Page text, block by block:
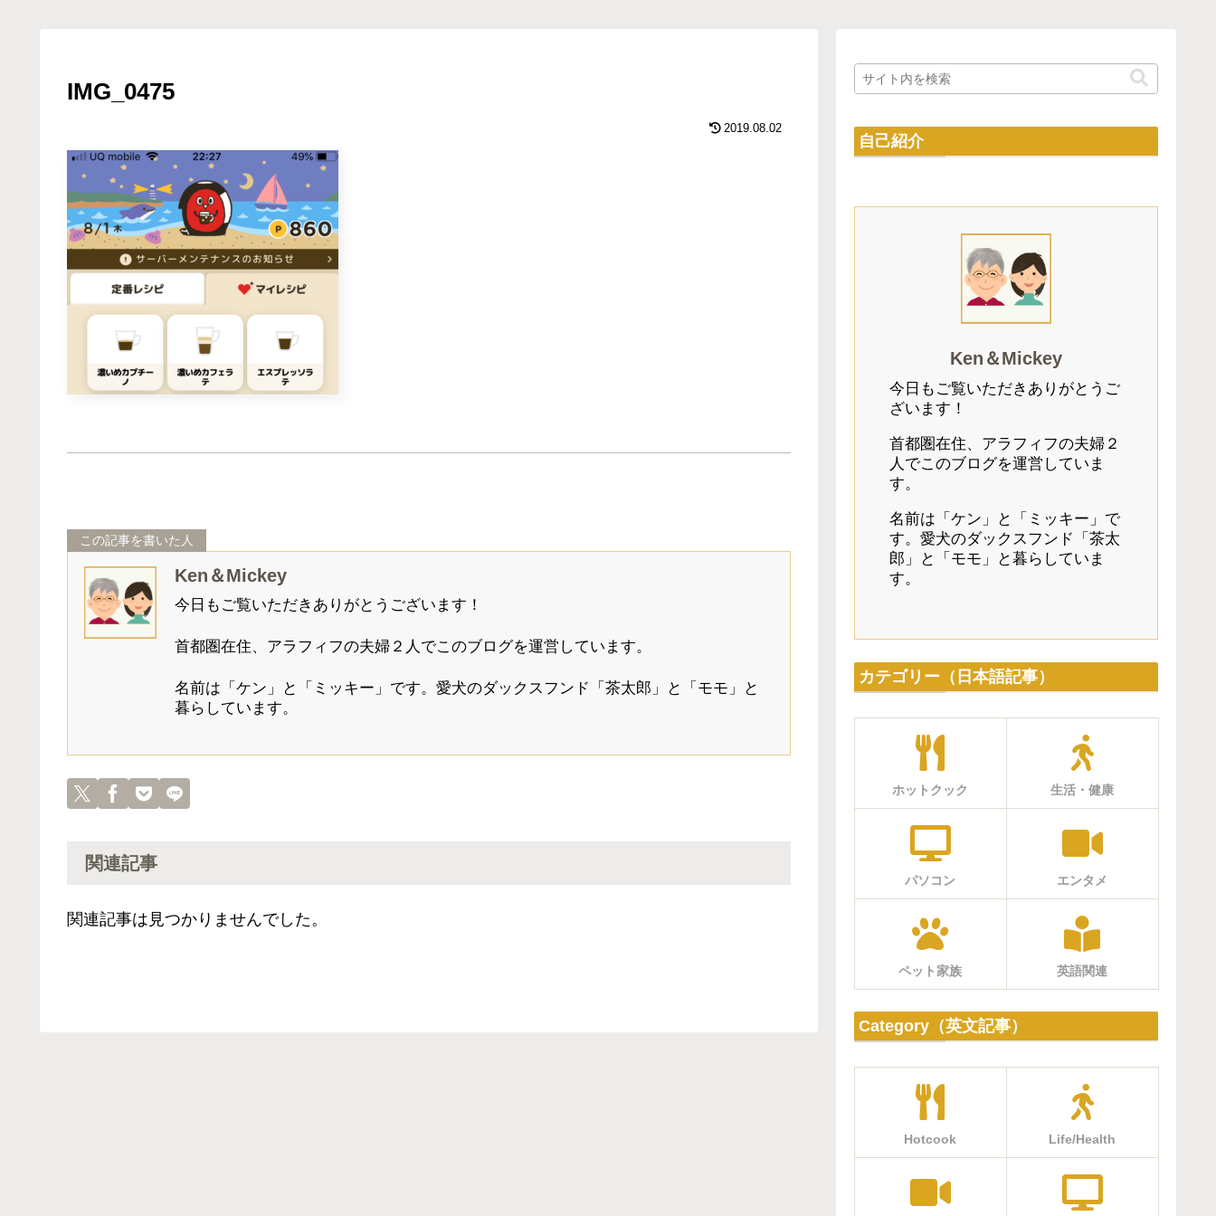
IMG_0475
2019.08.02
この記事を書いた人
Ken＆Mickey
今日もご覧いただきありがとうございます！
首都圏在住、アラフィフの夫婦２人でこのブログを運営しています。
名前は「ケン」と「ミッキー」です。愛犬のダックスフンド「茶太郎」と「モモ」と
暮らしています。
関連記事
関連記事は見つかりませんでした。
自己紹介
Ken＆Mickey
今日もご覧いただきありがとうご
ざいます！
首都圏在住、アラフィフの夫婦２
人でこのブログを運営していま
す。
名前は「ケン」と「ミッキー」で
す。愛犬のダックスフンド「茶太
郎」と「モモ」と暮らしていま
す。
カテゴリー（日本語記事）
ホットクック 生活・健康
パソコン エンタメ
ペット家族 英語関連
Category（英文記事）
Hotcook Life/Health